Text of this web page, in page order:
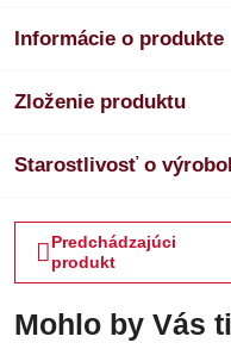
Informácie o produkte
Zloženie produktu
Starostlivosť o
Predchádzajúci
produkt
Mohlo by Vás